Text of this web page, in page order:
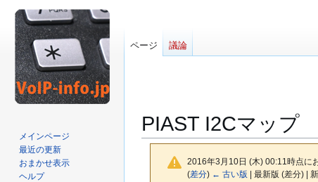
PIAST I2Cマップ
2016年3月10日 (木) 00:11時点に
(差分) ← 古い版 | 最新版 (差分) |
ページ 議論
メインページ
最近の更新
おまかせ表示
ヘルプ